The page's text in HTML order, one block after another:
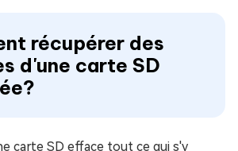
récupérer des
d'une carte SD
carte SD efface tout ce qui s'y